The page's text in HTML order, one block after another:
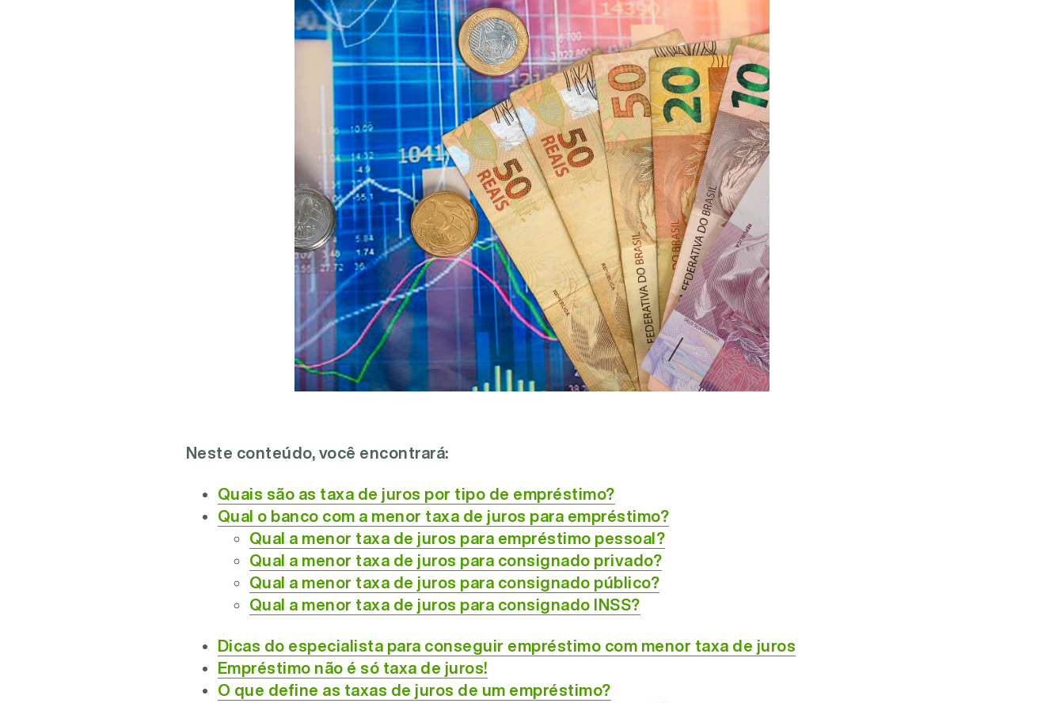
Neste conteúdo, você encontrará:
Quais são as taxa de juros por tipo de empréstimo?
Qual o banco com a menor taxa de juros para empréstimo?
Qual a menor taxa de juros para empréstimo pessoal?
Qual a menor taxa de juros para consignado privado?
Qual a menor taxa de juros para consignado público?
Qual a menor taxa de juros para consignado INSS?
Dicas do especialista para conseguir empréstimo com menor taxa de juros
Empréstimo não é só taxa de juros!
O que define as taxas de juros de um empréstimo?